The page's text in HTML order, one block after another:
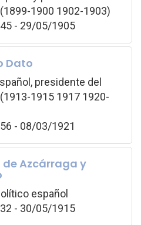
1900 1902-1903)
- 29/05/1905
Dato
presidente del
1915 1917 1920-
- 08/03/1921
de Azcárraga y
español
- 30/05/1915